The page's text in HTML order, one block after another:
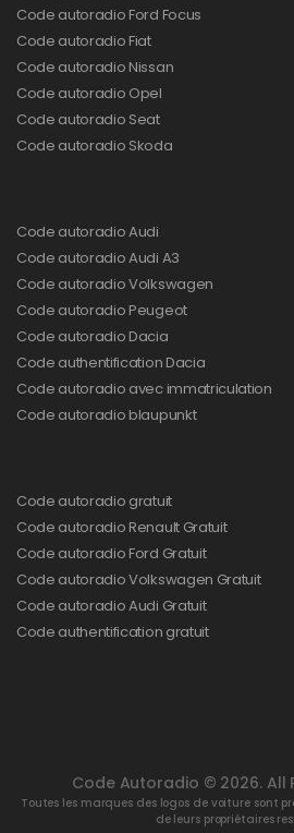
Code autoradio Ford Focus
Code autoradio Fiat
Code autoradio Nissan
Code autoradio Opel
Code autoradio Seat
Code autoradio Skoda
Code autoradio Audi
Code autoradio Audi A3
Code autoradio Volkswagen
Code autoradio Peugeot
Code autoradio Dacia
Code authentification Dacia
Code autoradio avec immatriculation
Code autoradio blaupunkt
Code autoradio gratuit
Code autoradio Renault Gratuit
Code autoradio Ford Gratuit
Code autoradio Volkswagen Gratuit
Code autoradio Audi Gratuit
Code authentification gratuit
Code Autoradio © 2026. All
Toutes les marques des logos de voiture sont
de leurs propriétaires